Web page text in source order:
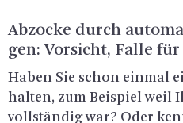
Ab­zo­cke durch
gen: Vor­sicht, Falle
Haben Sie schon ein­mal
hal­ten, zum Bei­spiel weil
voll­stän­dig war? Oder